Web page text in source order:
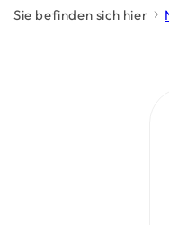
Sie befinden sich hier